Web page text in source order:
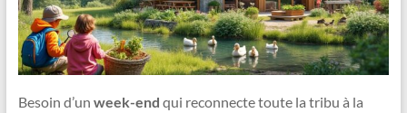
Besoin d’un week-end qui reconnecte toute la tribu à la